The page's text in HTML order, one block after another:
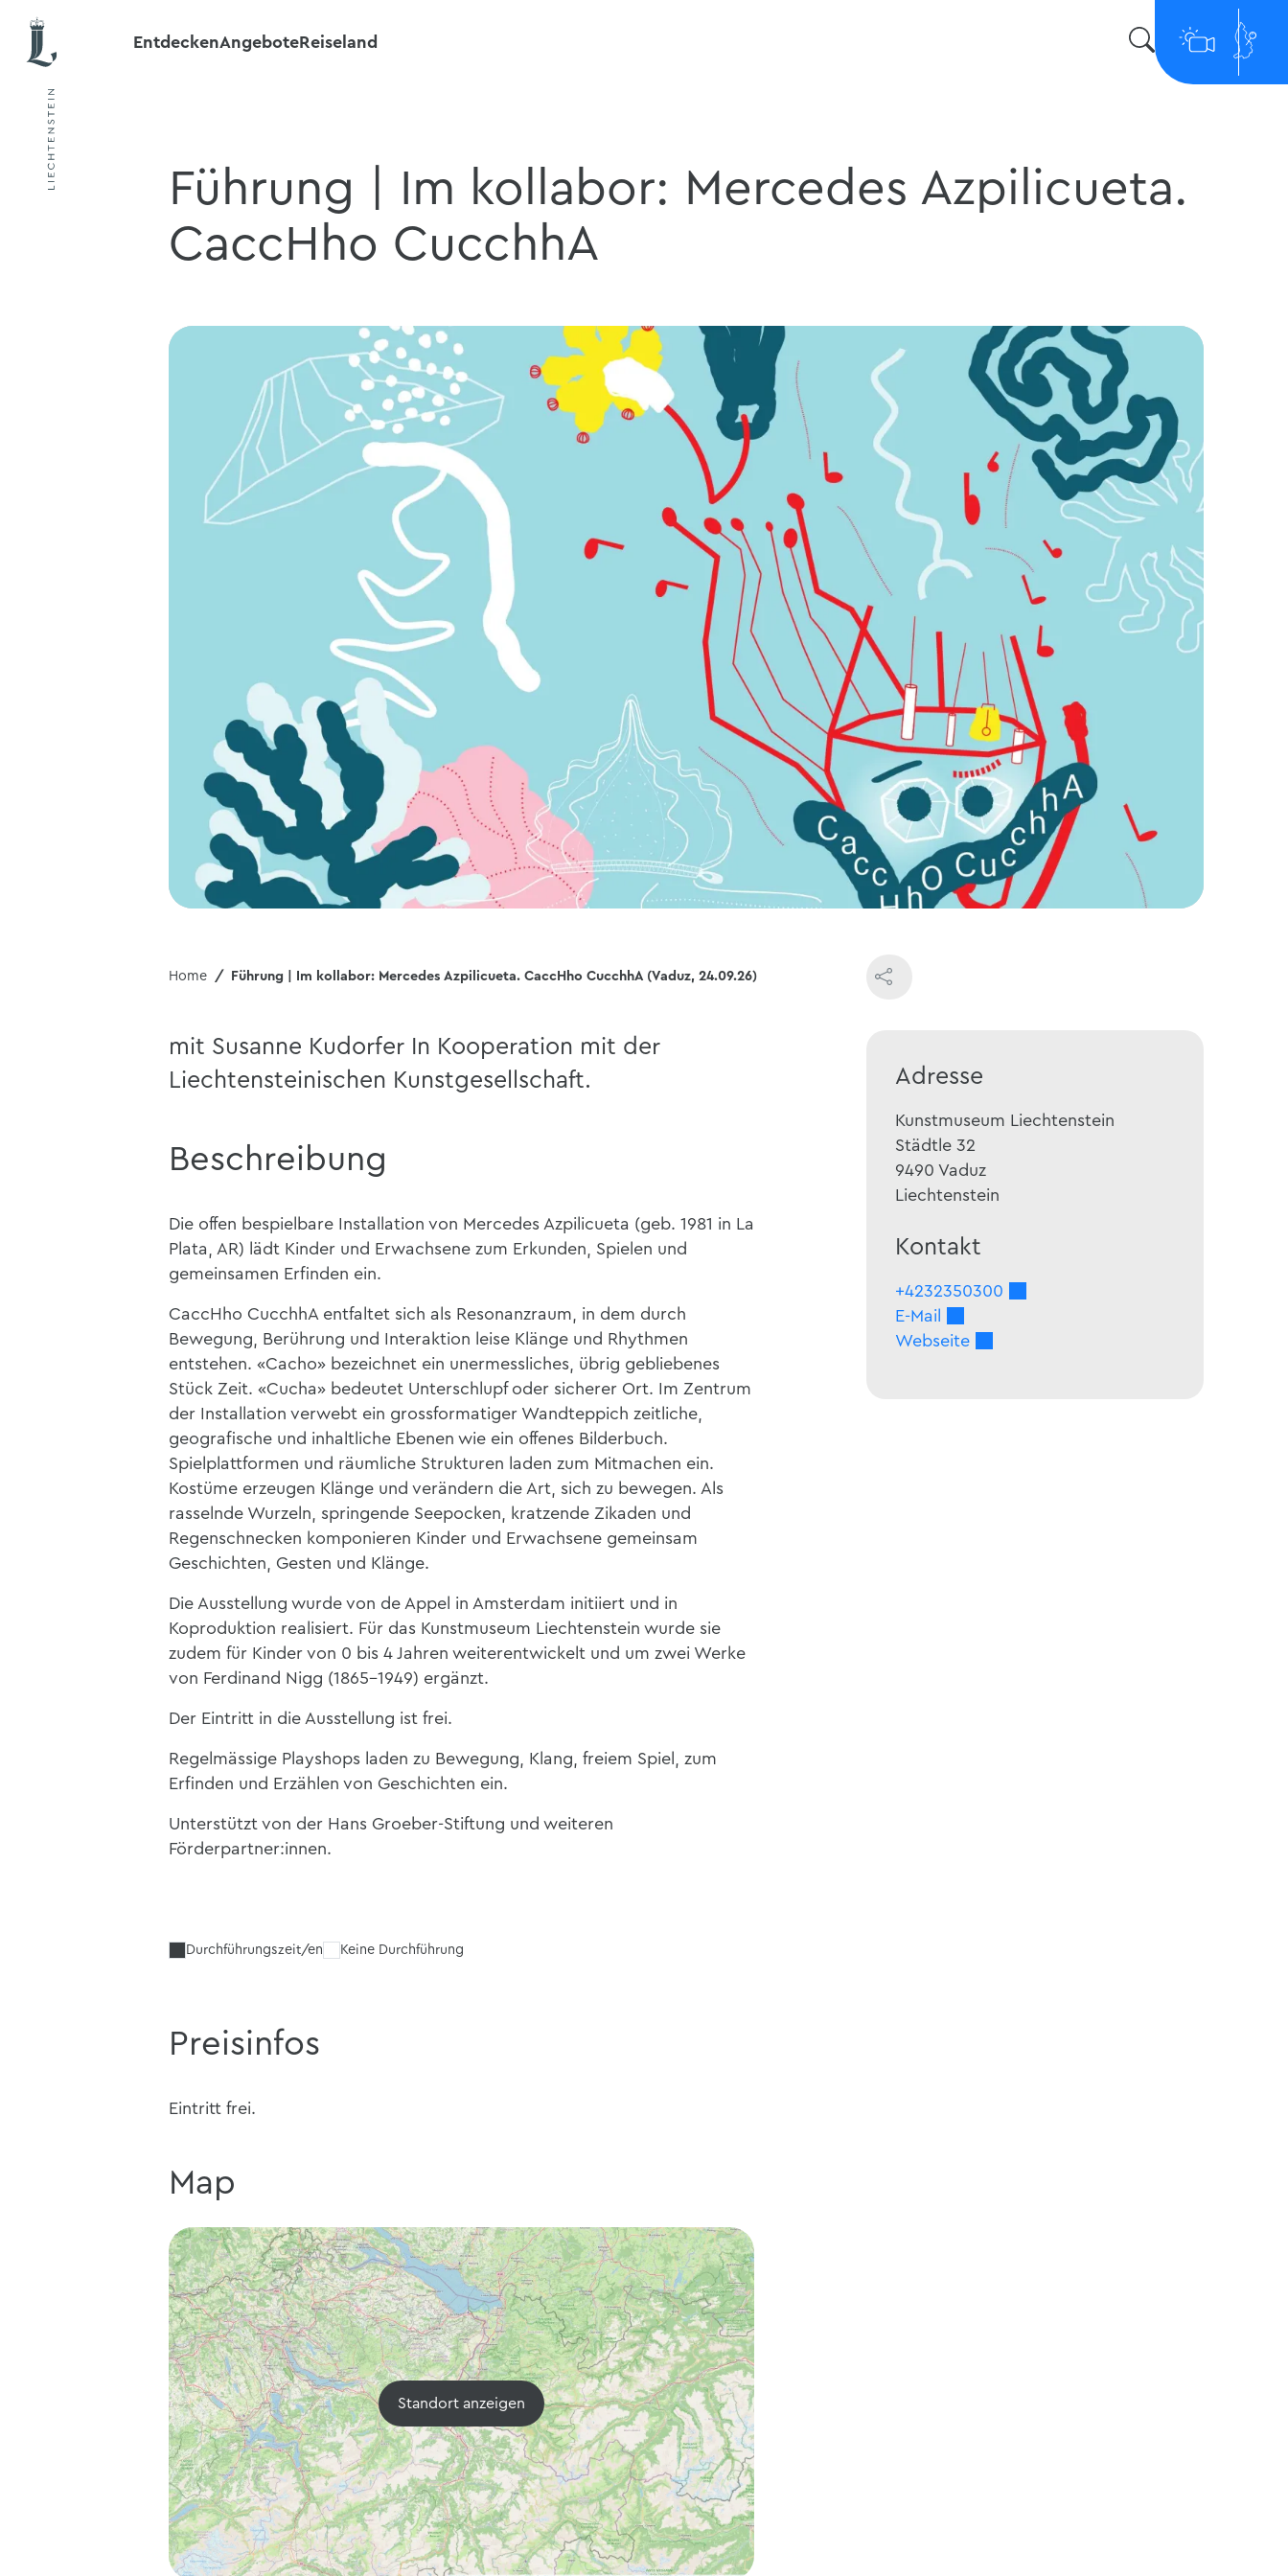
EntdeckenAngeboteReiseland
Führung | Im kollabor: Mercedes Azpilicueta.
CaccHho CucchhA
Home Führung | Im kollabor: Mercedes Azpilicueta. CaccHho CucchhA (Vaduz, 24.09.26)
mit Susanne Kudorfer In Kooperation mit der
Liechtensteinischen Kunstgesellschaft.
Beschreibung
Die offen bespielbare Installation von Mercedes Azpilicueta (geb. 1981 in La
Plata, AR) lädt Kinder und Erwachsene zum Erkunden, Spielen und
gemeinsamen Erfinden ein.
CaccHho CucchhA entfaltet sich als Resonanzraum, in dem durch
Bewegung, Berührung und Interaktion leise Klänge und Rhythmen
entstehen. «Cacho» bezeichnet ein unermessliches, übrig gebliebenes
Stück Zeit. «Cucha» bedeutet Unterschlupf oder sicherer Ort. Im Zentrum
der Installation verwebt ein grossformatiger Wandteppich zeitliche,
geografische und inhaltliche Ebenen wie ein offenes Bilderbuch.
Spielplattformen und räumliche Strukturen laden zum Mitmachen ein.
Kostüme erzeugen Klänge und verändern die Art, sich zu bewegen. Als
rasselnde Wurzeln, springende Seepocken, kratzende Zikaden und
Regenschnecken komponieren Kinder und Erwachsene gemeinsam
Geschichten, Gesten und Klänge.
Die Ausstellung wurde von de Appel in Amsterdam initiiert und in
Koproduktion realisiert. Für das Kunstmuseum Liechtenstein wurde sie
zudem für Kinder von 0 bis 4 Jahren weiterentwickelt und um zwei Werke
von Ferdinand Nigg (1865–1949) ergänzt.
Der Eintritt in die Ausstellung ist frei.
Regelmässige Playshops laden zu Bewegung, Klang, freiem Spiel, zum
Erfinden und Erzählen von Geschichten ein.
Unterstützt von der Hans Groeber-Stiftung und weiteren
Förderpartner:innen.
Durchführungszeit/en Keine Durchführung
Preisinfos
Eintritt frei.
Map
Standort anzeigen
Adresse
Kunstmuseum Liechtenstein
Städtle 32
9490 Vaduz
Liechtenstein
Kontakt
+4232350300
E-Mail
Webseite